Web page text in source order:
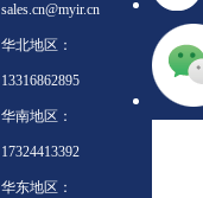
sales.cn@myir.cn
华北地区：
13316862895
华南地区：
17324413392
华东地区：